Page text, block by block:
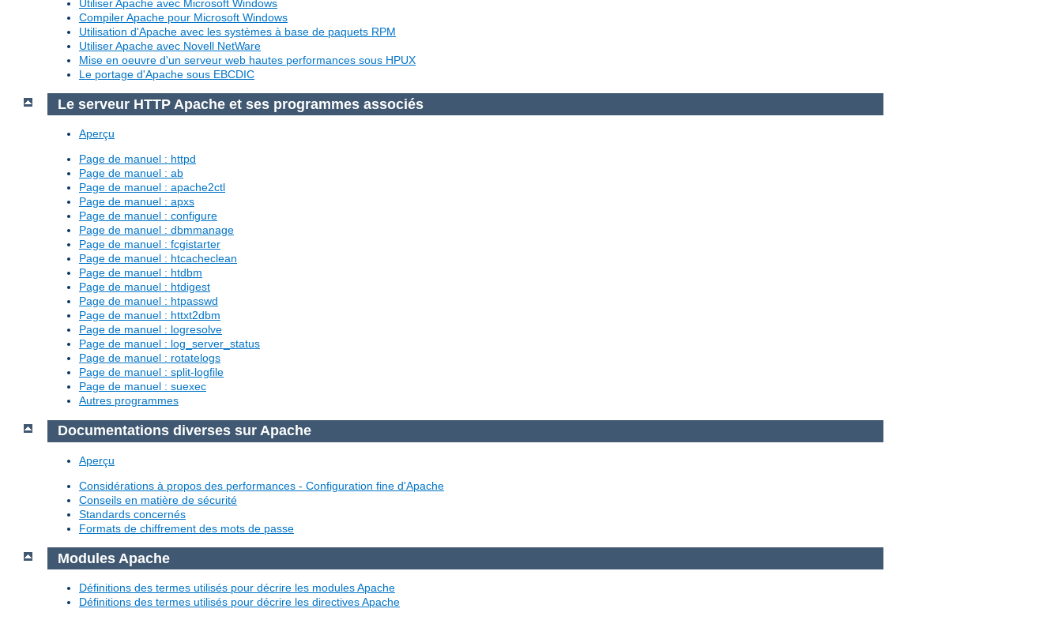
Utiliser Apache avec Microsoft Windows
Compiler Apache pour Microsoft Windows
Utilisation d'Apache avec les systèmes à base de paquets RPM
Utiliser Apache avec Novell NetWare
Mise en oeuvre d'un serveur web hautes performances sous HPUX
Le portage d'Apache sous EBCDIC
Le serveur HTTP Apache et ses programmes associés
Aperçu
Page de manuel : httpd
Page de manuel : ab
Page de manuel : apache2ctl
Page de manuel : apxs
Page de manuel : configure
Page de manuel : dbmmanage
Page de manuel : fcgistarter
Page de manuel : htcacheclean
Page de manuel : htdbm
Page de manuel : htdigest
Page de manuel : htpasswd
Page de manuel : httxt2dbm
Page de manuel : logresolve
Page de manuel : log_server_status
Page de manuel : rotatelogs
Page de manuel : split-logfile
Page de manuel : suexec
Autres programmes
Documentations diverses sur Apache
Aperçu
Considérations à propos des performances - Configuration fine d'Apache
Conseils en matière de sécurité
Standards concernés
Formats de chiffrement des mots de passe
Modules Apache
Définitions des termes utilisés pour décrire les modules Apache
Définitions des termes utilisés pour décrire les directives Apache